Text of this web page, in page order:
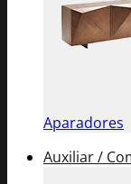
Aparadores
Auxiliar /